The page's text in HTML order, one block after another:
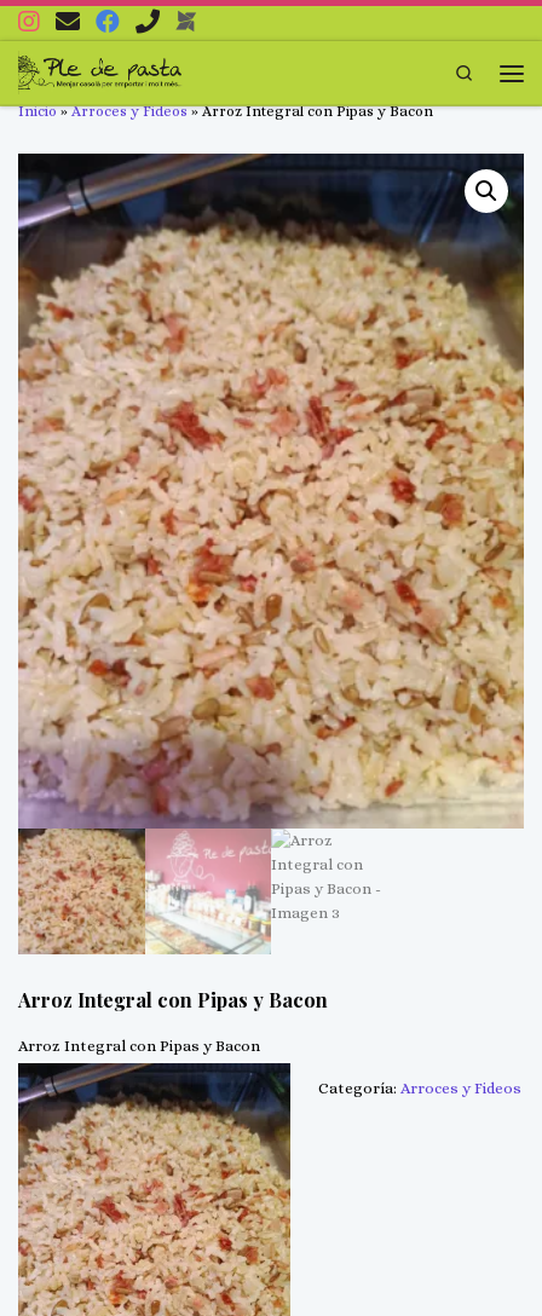
Saltar al contenido
Search
Inicio » Arroces y Fideos » Arroz Integral con Pipas y Bacon
Arroz Integral con Pipas y Bacon
Arroz Integral con Pipas y Bacon
Categoría: Arroces y Fideos